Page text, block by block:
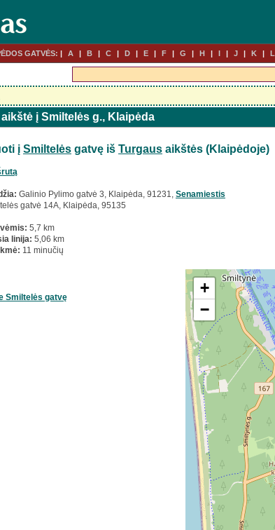
GATVĖS: A B C D E F G H I J K L
aikštė į Smiltelės g., Klaipėda
į Smiltelės gatvę iš Turgaus aikštės (Klaipėdoje)
Galinio Pylimo gatvė 3, Klaipėda, 91231, Senamiestis
gatvė 14A, Klaipėda, 95135
5,7 km
linija: 5,06 km
11 minučių
Smiltelės gatvę
+
−